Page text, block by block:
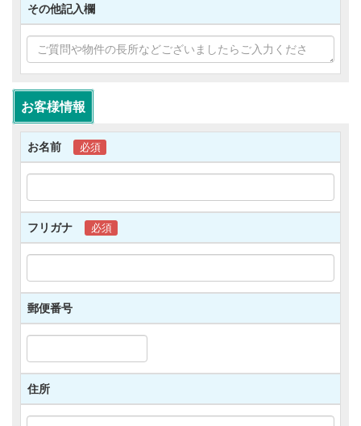
【個人情報の第三者提供・共同利用】
1)当サイトでは、以下の各号に該当する場合を除
き、お客様の同意がない限り個人情報を第三者に
提供することはございません。 (1)法令により第
三者への提供が認められている場合。
(2)裁判所や警察署等の公的機関からの要請に当
社が応じる場合。
(3)お客様ご自身や第三者の生命・身体・財産の
保護のため必要があり、緊急時等お客様の同意を
得ることが困難である場合。
理およびアフターサービスの実施のためお客様の
個人情報を契約の相手方や他の宅地建物取引業者
等の第三者に提供する必要がある場合、当社はお
客様の同意を得るものとします。
生じる場合、個人情報保護に従って別途必要な措
置をとるものとします。
人を特定できない形式で加工し統計データを作成
【個人情報の外部委託】
は全部を外部委託する場合がございます。 この
その他記入欄
お客様情報
お名前 必須
フリガナ 必須
郵便番号
住所